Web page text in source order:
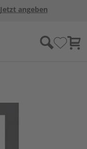
Jetzt angeben